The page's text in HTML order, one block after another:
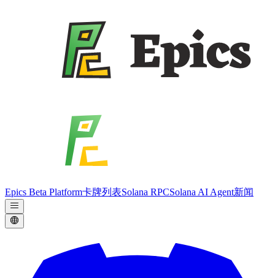
Epics Beta Platform卡牌列表Solana RPCSolana AI Agent新闻